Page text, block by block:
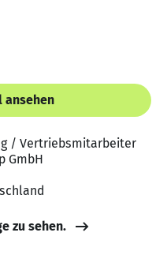
ansehen
/ Vertriebsmitarbeiter
GmbH
zu sehen.